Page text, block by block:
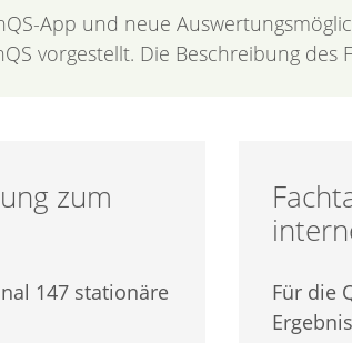
App und neue
vorgestellt. Die Beschreibung des
zum
147 stationäre
Für die